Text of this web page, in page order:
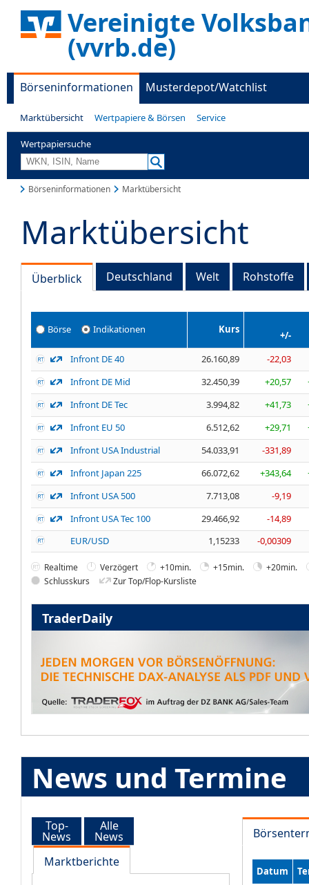
Vereinigte
(vvrb.de)
Börseninformationen Musterdepot/Watchlist
Marktübersicht Wertpapiere & Börsen Service
Wertpapiersuche
Börseninformationen Marktübersicht
Marktübersicht
Überblick Deutschland Welt Rohstoffe
Börse Indikationen Kurs
+/-
Infront DE 40
26.160,89
-22,03
Infront DE Mid
32.450,39 +20,57
Infront DE Tec
3.994,82 +41,73
Infront EU 50
6.512,62 +29,71
Infront USA Industrial
54.033,91
-331,89
Infront Japan 225
66.072,62 +343,64
Infront USA 500
7.713,08
-9,19
Infront USA Tec 100
29.466,92
-14,89
EUR/USD
1,15233 -0,00309
Realtime Verzögert +10min. +15min.
+20min.
Schlusskurs
Zur Top/Flop-Kursliste
TraderDaily
News und Termine
Top-
News
Alle
News
Marktberichte
Datum